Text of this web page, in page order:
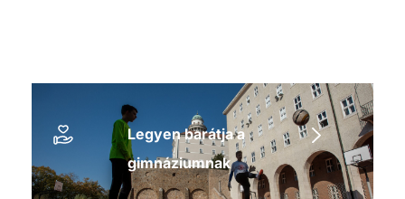
Legyen barátja a
gimnáziumnak